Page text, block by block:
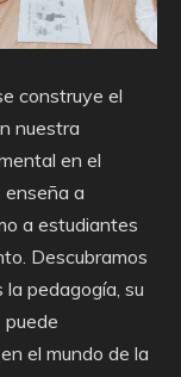
construye el
nuestra
en el
enseña a
a estudiantes
Descubramos
pedagogía, su
el mundo de la